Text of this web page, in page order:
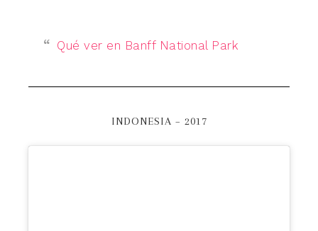
Qué ver en Banff National Park
INDONESIA – 2017